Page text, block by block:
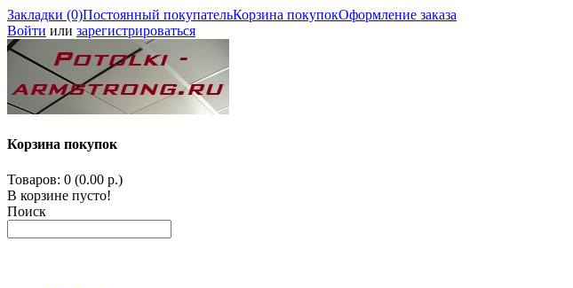
Закладки (0)Постоянный покупательКорзина покупокОформление заказа
Войти или зарегистрироваться
Корзина покупок
Товаров: 0 (0.00 р.)
В корзине пусто!
Поиск